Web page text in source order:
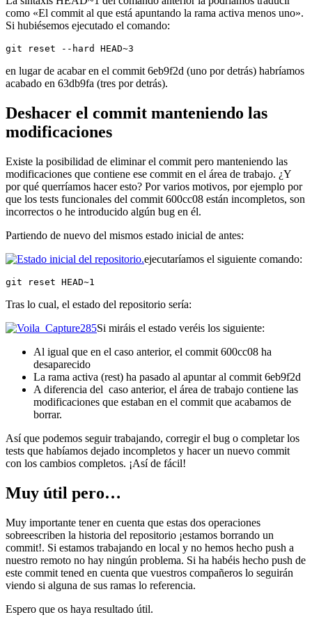
como «El commit al que está apuntando la rama activa menos uno».
Si hubiésemos ejecutado el comando:
git reset --hard HEAD~3
en lugar de acabar en el commit 6eb9f2d (uno por detrás) habríamos
acabado en 63db9fa (tres por detrás).
Deshacer el commit manteniendo las
modificaciones
Existe la posibilidad de eliminar el commit pero manteniendo las
modificaciones que contiene ese commit en el área de trabajo. ¿Y
por qué querríamos hacer esto? Por varios motivos, por ejemplo por
que los tests funcionales del commit 600cc08 están incompletos, son
incorrectos o he introducido algún bug en él.
Partiendo de nuevo del mismos estado inicial de antes:
ejecutaríamos el siguiente comando:
git reset HEAD~1
Tras lo cual, el estado del repositorio sería:
Si miráis el estado veréis los siguiente:
Al igual que en el caso anterior, el commit 600cc08 ha
desaparecido
La rama activa (rest) ha pasado al apuntar al commit 6eb9f2d
A diferencia del caso anterior, el área de trabajo contiene las
modificaciones que estaban en el commit que acabamos de
borrar.
Así que podemos seguir trabajando, corregir el bug o completar los
tests que habíamos dejado incompletos y hacer un nuevo commit
con los cambios completos. ¡Así de fácil!
Muy útil pero…
Muy importante tener en cuenta que estas dos operaciones
sobreescriben la historia del repositorio ¡estamos borrando un
commit!. Si estamos trabajando en local y no hemos hecho push a
nuestro remoto no hay ningún problema. Si ha habéis hecho push de
este commit tened en cuenta que vuestros compañeros lo seguirán
viendo si alguna de sus ramas lo referencia.
Espero que os haya resultado útil.